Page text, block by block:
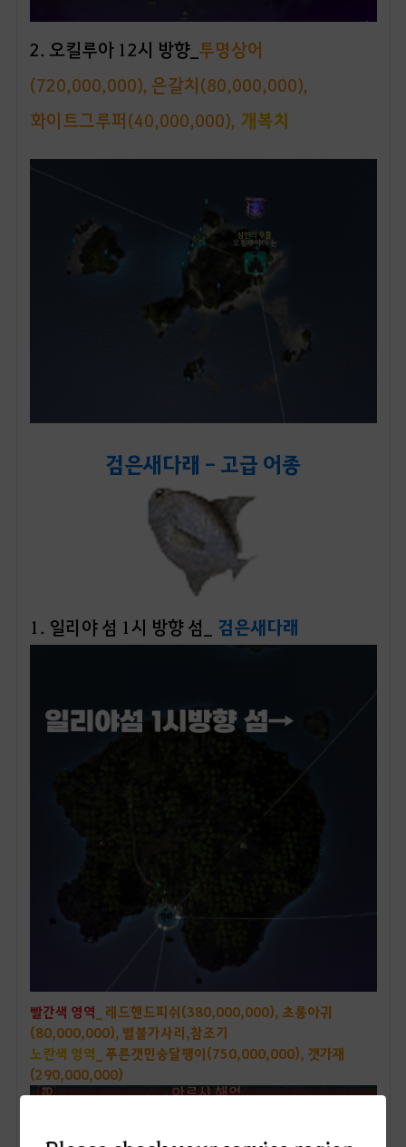
2. 오킬루아 12시 방향_ 투명상어
(720,000,000), 은갈치(80,000,000),
화이트그루퍼(40,000,000), 개복치
검은새다래 - 고급 어종
1. 일리야 섬 1시 방향 섬_ 검은새다래
빨간색 영역 _ 레드핸드피쉬(380,000,000), 초롱아귀
(80,000,000), 별불가사리,참조기
노란색 영역 _ 푸른갯민숭달팽이(750,000,000), 갯가재
(290,000,000)